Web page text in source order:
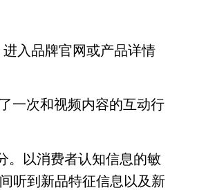
入品牌官网或产品详情
一次和视频内容的互动行
。以消费者认知信息的敏
听到新品特征信息以及新